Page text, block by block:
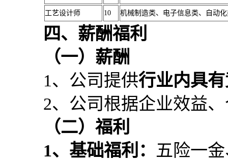
工艺设计师 10 机械制造类、电子信息类、自动
四、薪酬福利
（一） 薪酬
1、公司提供行业内具有
2、公司根据企业效益
（二） 福利
1、基础福利： 五险一